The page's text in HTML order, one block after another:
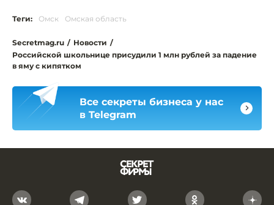
Теги: Омск Омская область
Secretmag.ru / Новости /
Российской школьнице присудили 1 млн рублей за падение
в яму с кипятком
Все секреты бизнеса у нас
в Telegram